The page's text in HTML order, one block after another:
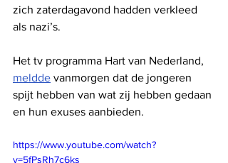
zich zaterdagavond hadden verkleed
als nazi’s.
Het tv programma Hart van Nederland,
meldde vanmorgen dat de jongeren
spijt hebben van wat zij hebben gedaan
en hun exuses aanbieden.
https://www.youtube.com/watch?
v=5fPsRh7c6ks